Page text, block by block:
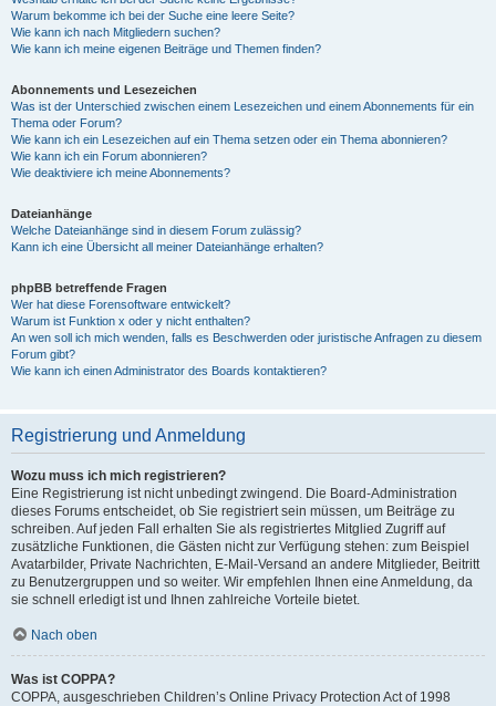
Warum bekomme ich bei der Suche eine leere Seite?
Wie kann ich nach Mitgliedern suchen?
Wie kann ich meine eigenen Beiträge und Themen finden?
Abonnements und Lesezeichen
Was ist der Unterschied zwischen einem Lesezeichen und einem Abonnements für ein
Thema oder Forum?
Wie kann ich ein Lesezeichen auf ein Thema setzen oder ein Thema abonnieren?
Wie kann ich ein Forum abonnieren?
Wie deaktiviere ich meine Abonnements?
Dateianhänge
Welche Dateianhänge sind in diesem Forum zulässig?
Kann ich eine Übersicht all meiner Dateianhänge erhalten?
phpBB betreffende Fragen
Wer hat diese Forensoftware entwickelt?
Warum ist Funktion x oder y nicht enthalten?
An wen soll ich mich wenden, falls es Beschwerden oder juristische Anfragen zu diesem
Forum gibt?
Wie kann ich einen Administrator des Boards kontaktieren?
Registrierung und Anmeldung
Wozu muss ich mich registrieren?
Eine Registrierung ist nicht unbedingt zwingend. Die Board-Administration
dieses Forums entscheidet, ob Sie registriert sein müssen, um Beiträge zu
schreiben. Auf jeden Fall erhalten Sie als registriertes Mitglied Zugriff auf
zusätzliche Funktionen, die Gästen nicht zur Verfügung stehen: zum Beispiel
Avatarbilder, Private Nachrichten, E-Mail-Versand an andere Mitglieder, Beitritt
zu Benutzergruppen und so weiter. Wir empfehlen Ihnen eine Anmeldung, da
sie schnell erledigt ist und Ihnen zahlreiche Vorteile bietet.
Nach oben
Was ist COPPA?
COPPA, ausgeschrieben Children’s Online Privacy Protection Act of 1998